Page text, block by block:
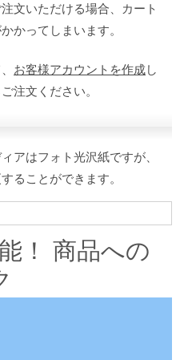
文いただける場合、カート
かってしまいます。
お客様アカウントを作成し
注文ください。
アはフォト光沢紙ですが、
ることができます。
！ 商品への